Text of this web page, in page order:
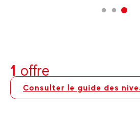
1 offre
Consulter le guide des